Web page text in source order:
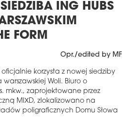
ING HUBS
FORM
Opr./edited by MF
oficjalnie korzysta z nowej siedziby
Woli. Biuro o
mkw., zaprojektowane przez
MIXD, zlokalizowano na
poligraficznych Domu Słowa